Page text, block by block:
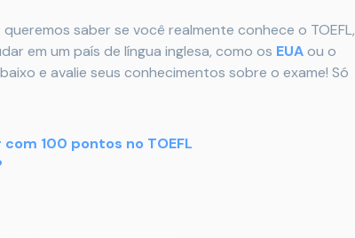
saber se você realmente conhece o TOEFL,
em um país de língua inglesa, como os EUAou o
e avalie seus conhecimentos sobre o exame! Só
100 pontos no TOEFL